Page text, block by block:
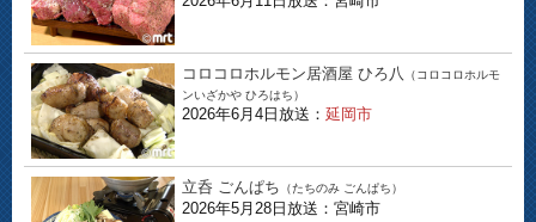
コロコロホルモン居酒屋 ひろ八
（コロコロホルモ
ンいざかや ひろはち）
2026年6月4日放送： 延岡市
立呑 ごんぱち （たちのみ ごんぱち）
2026年5月28日放送：宮崎市